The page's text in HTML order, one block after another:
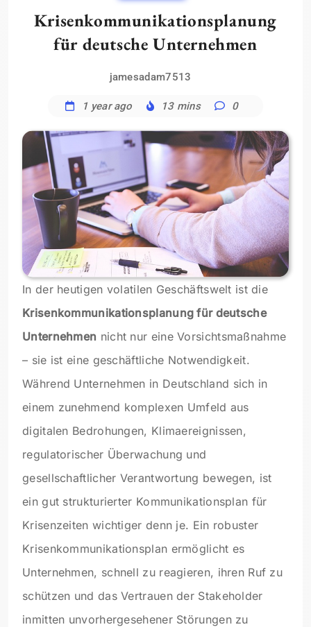
Krisenkommunikationsplanung
für deutsche Unternehmen
jamesadam7513
1 year ago 13 mins 0
In der heutigen volatilen Geschäftswelt ist die
Krisenkommunikationsplanung für deutsche
Unternehmen nicht nur eine Vorsichtsmaßnahme
– sie ist eine geschäftliche Notwendigkeit.
Während Unternehmen in Deutschland sich in
einem zunehmend komplexen Umfeld aus
digitalen Bedrohungen, Klimaereignissen,
regulatorischer Überwachung und
gesellschaftlicher Verantwortung bewegen, ist
ein gut strukturierter Kommunikationsplan für
Krisenzeiten wichtiger denn je. Ein robuster
Krisenkommunikationsplan ermöglicht es
Unternehmen, schnell zu reagieren, ihren Ruf zu
schützen und das Vertrauen der Stakeholder
inmitten unvorhergesehener Störungen zu